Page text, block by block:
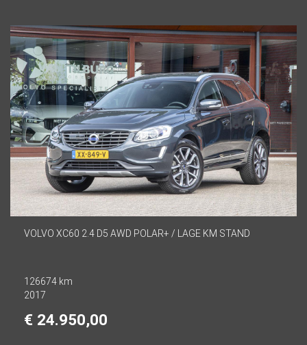
VOLVO XC60 2.4 D5 AWD POLAR+ / LAGE KM STAND
126674 km
2017
€ 24.950,00